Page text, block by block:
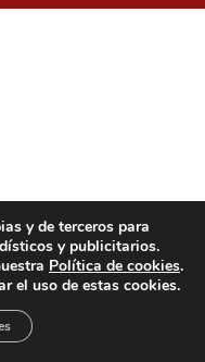
y de terceros para
y publicitarios.
Política de cookies.
el uso de estas cookies.